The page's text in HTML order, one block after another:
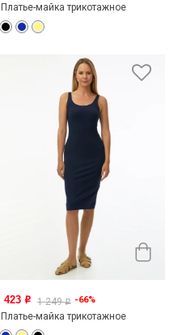
Платье-майка трикотажное
423 o 1 249o -66%
Платье-майка трикотажное